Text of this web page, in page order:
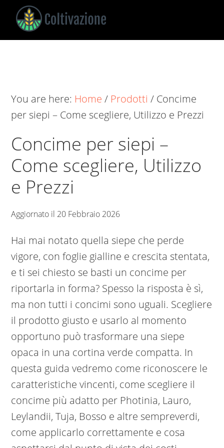
Skip
main
Skip
primary
Skip
footer
Coltivazione
Coltivare
You are here: Home / Prodotti / Concime
per siepi​ – Come scegliere, Utilizzo e Prezzi
Concime per siepi​ –
Come scegliere, Utilizzo
e Prezzi
Aggiornato il 20 Febbraio 2026
Hai mai notato quella siepe che perde
vigore, con foglie gialline e crescita stentata,
e ti sei chiesto se basti un concime per
riportarla in forma? Spesso la risposta è sì,
ma non tutti i concimi sono uguali. Scegliere
il prodotto giusto e usarlo al momento
opportuno può trasformare una siepe
opaca in una cortina verde compatta. In
questa guida vedremo come riconoscere le
caratteristiche vincenti, come scegliere il
concime più adatto per Photinia, Lauro,
Leylandii, Tuja, Bosso e altre sempreverdi,
come applicarlo correttamente e cosa